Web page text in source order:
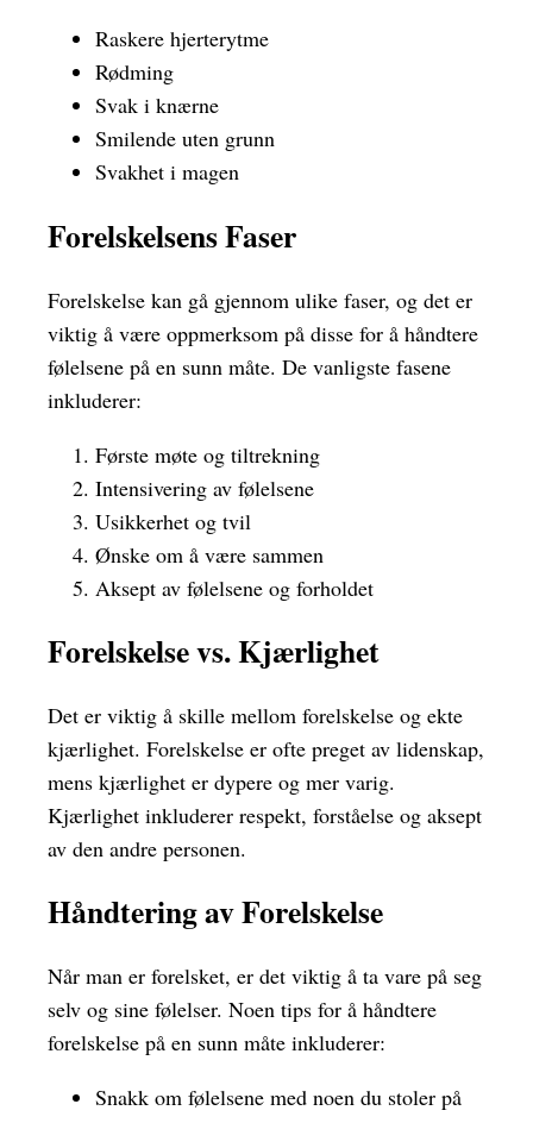
Raskere hjerterytme
Rødming
Svak i knærne
Smilende uten grunn
Svakhet i magen
Forelskelsens Faser
Forelskelse kan gå gjennom ulike faser, og det er
viktig å være oppmerksom på disse for å håndtere
følelsene på en sunn måte. De vanligste fasene
inkluderer:
Første møte og tiltrekning
Intensivering av følelsene
Usikkerhet og tvil
Ønske om å være sammen
Aksept av følelsene og forholdet
Forelskelse vs. Kjærlighet
Det er viktig å skille mellom forelskelse og ekte
kjærlighet. Forelskelse er ofte preget av lidenskap,
mens kjærlighet er dypere og mer varig.
Kjærlighet inkluderer respekt, forståelse og aksept
av den andre personen.
Håndtering av Forelskelse
Når man er forelsket, er det viktig å ta vare på seg
selv og sine følelser. Noen tips for å håndtere
forelskelse på en sunn måte inkluderer:
Snakk om følelsene med noen du stoler på